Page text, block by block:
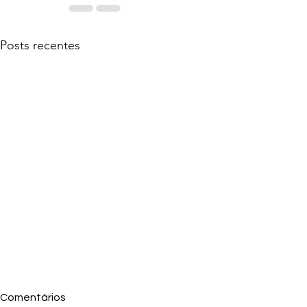
Posts recentes
Comentários